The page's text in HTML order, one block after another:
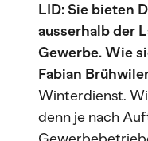
LID: Sie bieten
ausserhalb der
Gewerbe. Wie
Fabian
Winterdienst.
denn je nach